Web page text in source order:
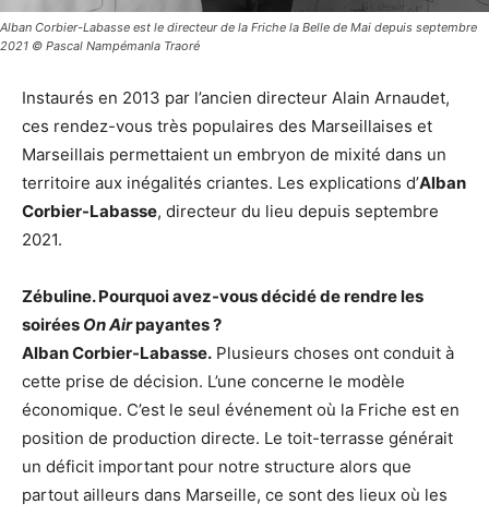
Alban Corbier-Labasse est le directeur de la Friche la Belle de Mai depuis septembre
2021 © Pascal Nampémanla Traoré
Instaurés en 2013 par l’ancien directeur Alain Arnaudet,
ces rendez-vous très populaires des Marseillaises et
Marseillais permettaient un embryon de mixité dans un
territoire aux inégalités criantes. Les explications d’Alban
Corbier-Labasse, directeur du lieu depuis septembre
2021.
Zébuline. Pourquoi avez-vous décidé de rendre les
soirées On Airpayantes ?
Alban Corbier-Labasse. Plusieurs choses ont conduit à
cette prise de décision. L’une concerne le modèle
économique. C’est le seul événement où la Friche est en
position de production directe. Le toit-terrasse générait
un déficit important pour notre structure alors que
partout ailleurs dans Marseille, ce sont des lieux où les